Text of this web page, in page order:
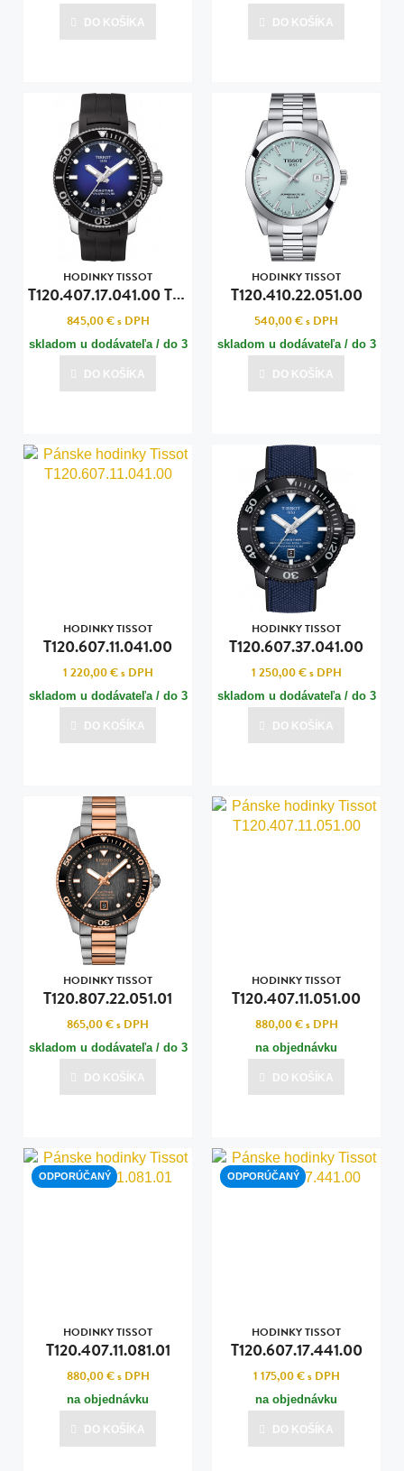
dní
Posledná aktualizácia dnes o 11:00
DO KOŠÍKA
dní
Posledná aktualizácia dnes o 11:00
DO KOŠÍKA
HODINKY TISSOT
T
120.407.17.041.00 TISSOT SEASTAR
845,00 €s DPH
skladom u dodávateľa / do 3
dní
Posledná aktualizácia dnes o 11:00
DO KOŠÍKA
HODINKY TISSOT
T120.410.22.051.00
540,00 €s DPH
skladom u dodávateľa / do 3
dní
Posledná aktualizácia dnes o 11:00
DO KOŠÍKA
HODINKY TISSOT
T120.607.11.041.00
1 220,00 €s DPH
skladom u dodávateľa / do 3
dní
Posledná aktualizácia dnes o 11:00
DO KOŠÍKA
HODINKY TISSOT
T120.607.37.041.00
1 250,00 €s DPH
skladom u dodávateľa / do 3
dní
Posledná aktualizácia dnes o 11:00
DO KOŠÍKA
HODINKY TISSOT
T120.807.22.051.01
865,00 €s DPH
skladom u dodávateľa / do 3
dní
Posledná aktualizácia dnes o 11:00
DO KOŠÍKA
HODINKY TISSOT
T120.407.11.051.00
880,00 €s DPH
na objednávku
DO KOŠÍKA
ODPORÚČANÝ
HODINKY TISSOT
T120.407.11.081.01
880,00 €s DPH
na objednávku
DO KOŠÍKA
ODPORÚČANÝ
HODINKY TISSOT
T120.607.17.441.00
1 175,00 €s DPH
na objednávku
DO KOŠÍKA